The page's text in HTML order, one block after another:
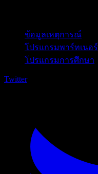
ข้อมูลเหตุการณ์
โปรแกรมพาร์ทเนอร์
โปรแกรมการศึกษา
Twitter